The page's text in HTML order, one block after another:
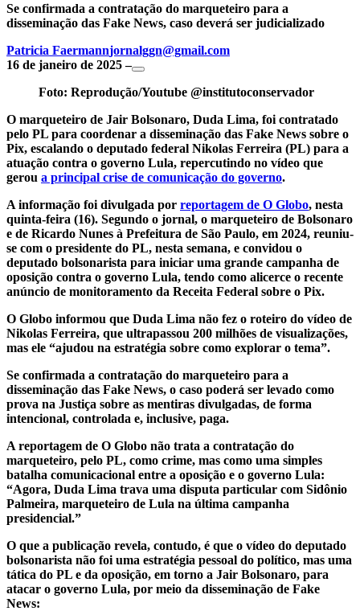
Se confirmada a contratação do marqueteiro para a
disseminação das Fake News, caso deverá ser judicializado
Patricia Faermannjornalggn@gmail.com
16 de janeiro de 2025 –
Foto: Reprodução/Youtube @institutoconservador
O marqueteiro de Jair Bolsonaro, Duda Lima, foi contratado
pelo PL para coordenar a disseminação das Fake News sobre o
Pix, escalando o deputado federal Nikolas Ferreira (PL) para a
atuação contra o governo Lula, repercutindo no vídeo que
gerou a principal crise de comunicação do governo.
A informação foi divulgada por reportagem de O Globo, nesta
quinta-feira (16). Segundo o jornal, o marqueteiro de Bolsonaro
e de Ricardo Nunes à Prefeitura de São Paulo, em 2024, reuniu-
se com o presidente do PL, nesta semana, e convidou o
deputado bolsonarista para iniciar uma grande campanha de
oposição contra o governo Lula, tendo como alicerce o recente
anúncio de monitoramento da Receita Federal sobre o Pix.
O Globo informou que Duda Lima não fez o roteiro do vídeo de
Nikolas Ferreira, que ultrapassou 200 milhões de visualizações,
mas ele “ajudou na estratégia sobre como explorar o tema”.
Se confirmada a contratação do marqueteiro para a
disseminação das Fake News, o caso poderá ser levado como
prova na Justiça sobre as mentiras divulgadas, de forma
intencional, controlada e, inclusive, paga.
A reportagem de O Globo não trata a contratação do
marqueteiro, pelo PL, como crime, mas como uma simples
batalha comunicacional entre a oposição e o governo Lula:
“Agora, Duda Lima trava uma disputa particular com Sidônio
Palmeira, marqueteiro de Lula na última campanha
presidencial.”
O que a publicação revela, contudo, é que o vídeo do deputado
bolsonarista não foi uma estratégia pessoal do político, mas uma
tática do PL e da oposição, em torno a Jair Bolsonaro, para
atacar o governo Lula, por meio da disseminação de Fake
News: